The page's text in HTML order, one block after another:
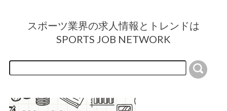
スポーツ業界の求人情報とトレンドは
SPORTS JOB NETWORK